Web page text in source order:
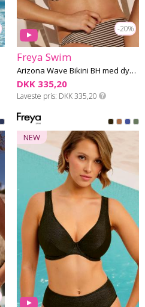
-20%
Freya Swim
Arizona Wave Bikini BH med dyb udskæring G-L skål
DKK 335,20
Laveste pris DKK 335,20
NEW